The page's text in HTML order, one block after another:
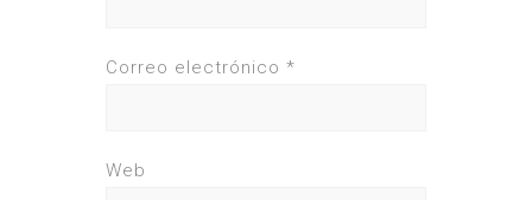
Correo electrónico *
Web